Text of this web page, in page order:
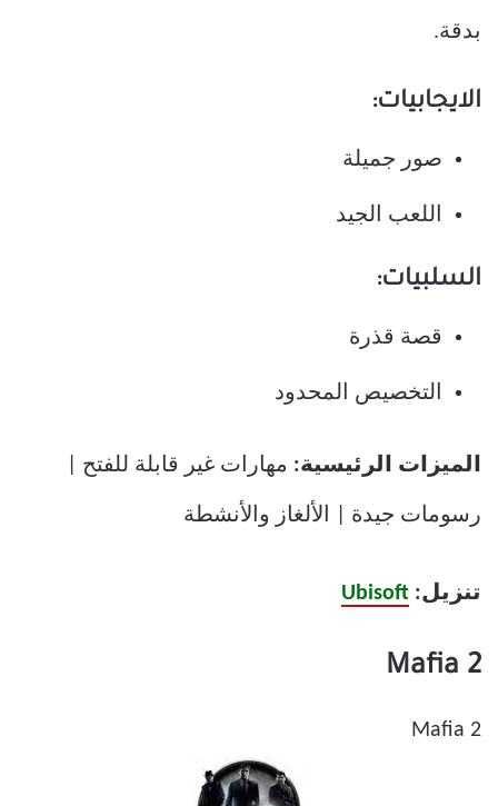
بدقة.
الايجابيات:
صور جميلة
اللعب الجيد
السلبيات:
قصة قذرة
التخصيص المحدود
الميزات الرئيسية: مهارات غير قابلة للفتح |
رسومات جيدة | الألغاز والأنشطة
تنزيل: Ubisoft
Mafia 2
Mafia 2